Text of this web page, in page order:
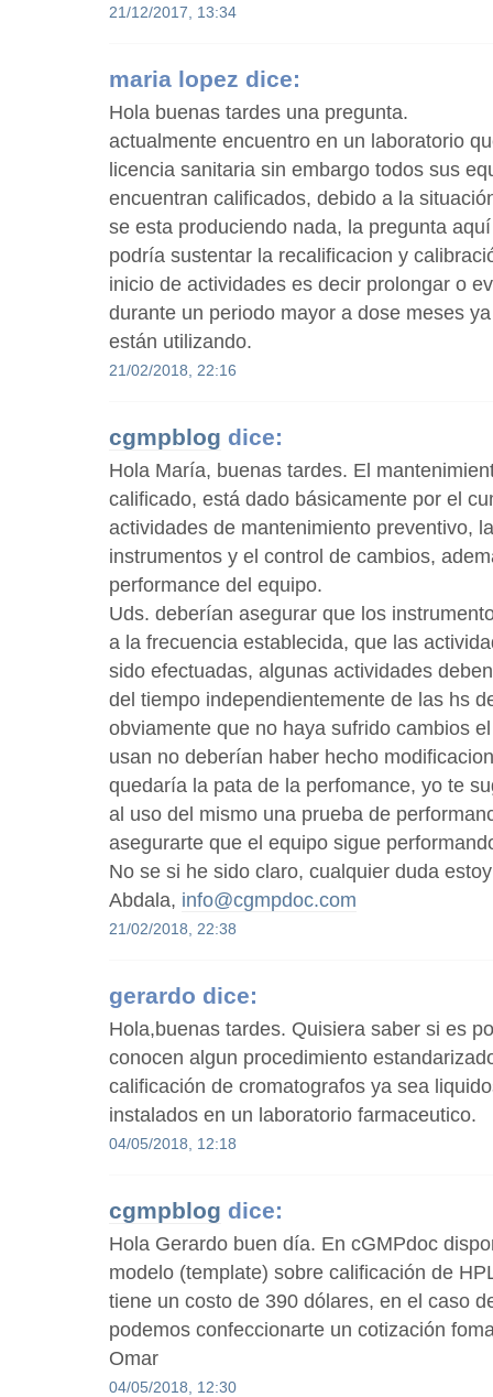
21/12/2017, 13:34
maria lopez dice:
Hola buenas tardes una pregunta.
actualmente encuentro en un laboratorio
licencia sanitaria sin embargo todos sus
encuentran calificados, debido a la
se esta produciendo nada, la pregunta
podría sustentar la recalificacion y
inicio de actividades es decir prolongar o
durante un periodo mayor a dose meses
están utilizando.
21/02/2018, 22:16
cgmpblog dice:
Hola María, buenas tardes. El
calificado, está dado básicamente por el
actividades de mantenimiento preventivo,
instrumentos y el control de cambios,
performance del equipo.
Uds. deberían asegurar que los
a la frecuencia establecida, que las
sido efectuadas, algunas actividades
del tiempo independientemente de las hs
obviamente que no haya sufrido cambios
usan no deberían haber hecho
quedaría la pata de la perfomance, yo te
al uso del mismo una prueba de
asegurarte que el equipo sigue
No se si he sido claro, cualquier duda
Abdala, info@cgmpdoc.com
21/02/2018, 22:38
gerardo dice:
Hola,buenas tardes. Quisiera saber si es
conocen algun procedimiento
calificación de cromatografos ya sea
instalados en un laboratorio farmaceutico.
04/05/2018, 12:18
cgmpblog dice:
Hola Gerardo buen día. En cGMPdoc
modelo (template) sobre calificación de
tiene un costo de 390 dólares, en el caso
podemos confeccionarte un cotización
Omar
04/05/2018, 12:30